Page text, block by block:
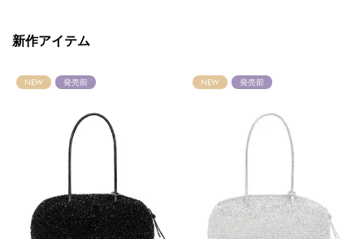
新作アイテム
NEW 発売前 NEW 発売前